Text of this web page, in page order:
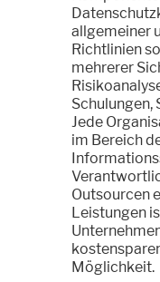
allgemeiner
Richtlinien
mehrerer
Schulungen,
Jede
im Bereich
Outsourcen
Leistungen
Möglichkeit.